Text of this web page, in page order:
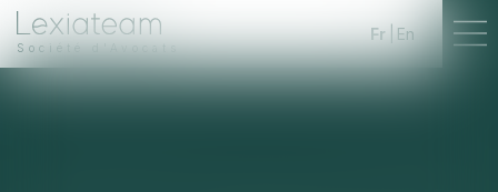
Société d'Avocats
Fr En